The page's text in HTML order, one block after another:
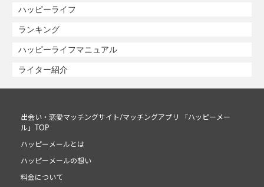
ハッピーライフ
ランキング
ハッピーライフマニュアル
ライター紹介
出会い・恋愛マッチングサイト/マッチングアプリ 「ハッピーメー
ル」TOP
ハッピーメールとは
ハッピーメールの想い
料金について